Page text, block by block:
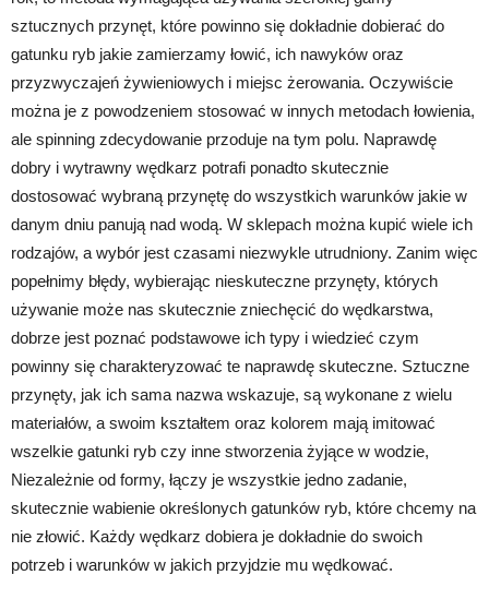
sztucznych przynęt, które powinno się dokładnie dobierać do
gatunku ryb jakie zamierzamy łowić, ich nawyków oraz
przyzwyczajeń żywieniowych i miejsc żerowania. Oczywiście
można je z powodzeniem stosować w innych metodach łowienia,
ale spinning zdecydowanie przoduje na tym polu. Naprawdę
dobry i wytrawny wędkarz potrafi ponadto skutecznie
dostosować wybraną przynętę do wszystkich warunków jakie w
danym dniu panują nad wodą. W sklepach można kupić wiele ich
rodzajów, a wybór jest czasami niezwykle utrudniony. Zanim więc
popełnimy błędy, wybierając nieskuteczne przynęty, których
używanie może nas skutecznie zniechęcić do wędkarstwa,
dobrze jest poznać podstawowe ich typy i wiedzieć czym
powinny się charakteryzować te naprawdę skuteczne. Sztuczne
przynęty, jak ich sama nazwa wskazuje, są wykonane z wielu
materiałów, a swoim kształtem oraz kolorem mają imitować
wszelkie gatunki ryb czy inne stworzenia żyjące w wodzie,
Niezależnie od formy, łączy je wszystkie jedno zadanie,
skutecznie wabienie określonych gatunków ryb, które chcemy na
nie złowić. Każdy wędkarz dobiera je dokładnie do swoich
potrzeb i warunków w jakich przyjdzie mu wędkować.